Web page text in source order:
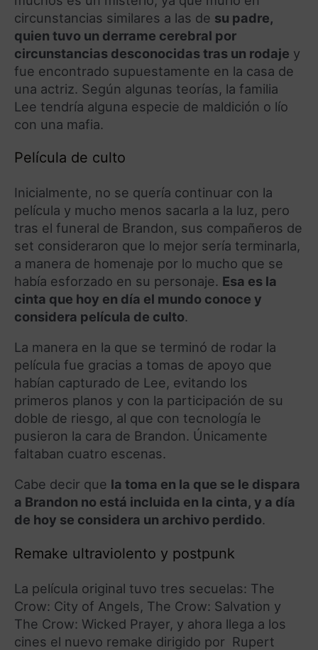
circunstancias similares a las de su padre,
quien tuvo un derrame cerebral por
circunstancias desconocidas tras un rodaje y
fue encontrado supuestamente en la casa de
una actriz. Según algunas teorías, la familia
Lee tendría alguna especie de maldición o lío
con una mafia.
Película de culto
Inicialmente, no se quería continuar con la
película y mucho menos sacarla a la luz, pero
tras el funeral de Brandon, sus compañeros de
set consideraron que lo mejor sería terminarla,
a manera de homenaje por lo mucho que se
había esforzado en su personaje. Esa es la
cinta que hoy en día el mundo conoce y
considera película de culto.
La manera en la que se terminó de rodar la
película fue gracias a tomas de apoyo que
habían capturado de Lee, evitando los
primeros planos y con la participación de su
doble de riesgo, al que con tecnología le
pusieron la cara de Brandon. Únicamente
faltaban cuatro escenas.
Cabe decir que la toma en la que se le dispara
a Brandon no está incluida en la cinta, y a día
de hoy se considera un archivo perdido.
Remake ultraviolento y postpunk
La película original tuvo tres secuelas: The
Crow: City of Angels, The Crow: Salvation y
The Crow: Wicked Prayer, y ahora llega a los
cines el nuevo remake dirigido por Rupert